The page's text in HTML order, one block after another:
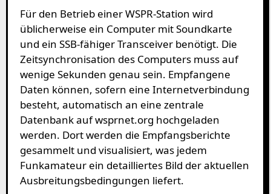
Für den Betrieb einer WSPR-Station wird
üblicherweise ein Computer mit Soundkarte
und ein SSB-fähiger Transceiver benötigt. Die
Zeitsynchronisation des Computers muss auf
wenige Sekunden genau sein. Empfangene
Daten können, sofern eine Internetverbindung
besteht, automatisch an eine zentrale
Datenbank auf wsprnet.org hochgeladen
werden. Dort werden die Empfangsberichte
gesammelt und visualisiert, was jedem
Funkamateur ein detailliertes Bild der aktuellen
Ausbreitungsbedingungen liefert.